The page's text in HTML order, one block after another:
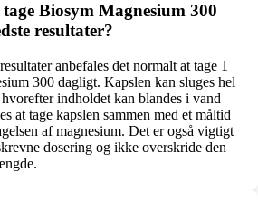
Biosym Magnesium 300
resultater?
anbefales det normalt at tage 1
300 dagligt. Kapslen kan sluges hel
indholdet kan blandes i vand
at tage kapslen sammen med et måltid
af magnesium. Det er også vigtigt
dosering og ikke overskride den